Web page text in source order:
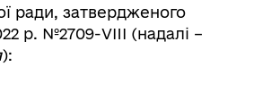
ради, затвердженого
р. №2709-VIII (надалі –
):